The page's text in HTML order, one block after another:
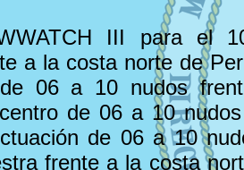
III para el
a la costa norte de
de 06 a 10 nudos
de 06 a 10
de 06 a 10
frente a la costa